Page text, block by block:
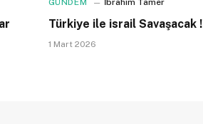
Türkiye ile israil Savaşacak !
1 Mart 2026